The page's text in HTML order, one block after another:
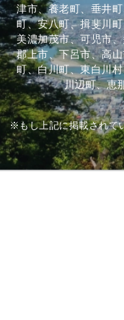
津市、養老町、垂井
町、安八町、揖斐川
美濃加茂市、可児市
郡上市、下呂市、高
町、白川町、東白川
川辺町、恵
※もし上記に掲載されて